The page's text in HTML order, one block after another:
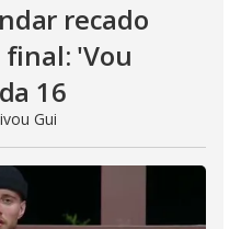
recado
final: 'Vou
16
Gui